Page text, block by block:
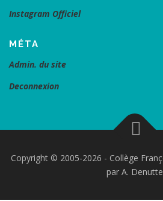
Instagram Officiel
MÉTA
Admin. du site
Deconnexion
Copyright © 2005-2026 - Collège
par A. Denutte